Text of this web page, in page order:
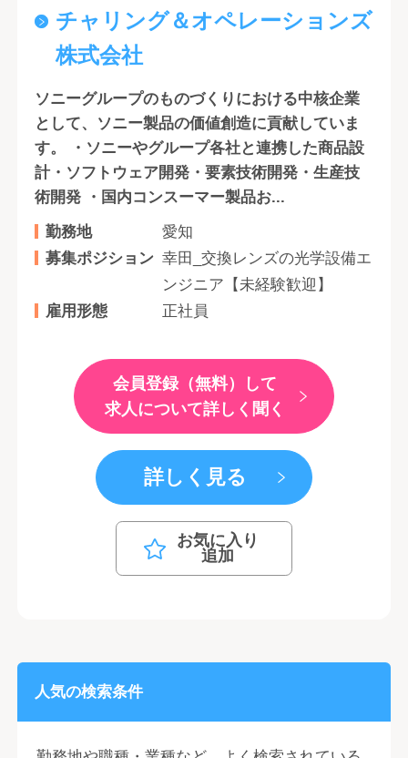
チャリング＆オペレーションズ
株式会社
ソニーグループのものづくりにおける中核企業
として、ソニー製品の価値創造に貢献していま
す。 ・ソニーやグループ各社と連携した商品設
計・ソフトウェア開発・要素技術開発・生産技
術開発 ・国内コンスーマー製品お...
勤務地
愛知
募集ポジション 幸田_交換レンズの光学設備エ
ンジニア【未経験歓迎】
雇用形態
正社員
会員登録（無料）して
求人について詳しく聞く
詳しく見る
お気に入り
追加
人気の検索条件